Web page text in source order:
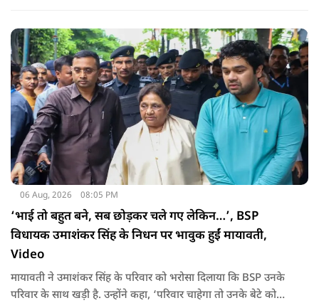
06 Aug, 2026 08:05 PM
‘भाई तो बहुत बने, सब छोड़कर चले गए लेकिन…’, BSP
विधायक उमाशंकर सिंह के निधन पर भावुक हुईं मायावती,
Video
मायावती ने उमाशंकर सिंह के परिवार को भरोसा दिलाया कि BSP उनके
परिवार के साथ खड़ी है. उन्होंने कहा, ‘परिवार चाहेगा तो उनके बेटे को